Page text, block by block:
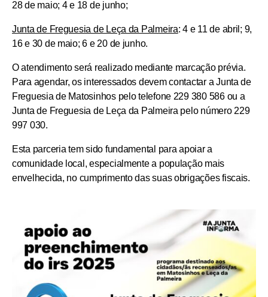
28 de maio; 4 e 18 de junho;
Junta de Freguesia de Leça da Palmeira:4 e 11 de abril; 9,
16 e 30 de maio; 6 e 20 de junho.
O atendimento será realizado mediante marcação prévia.
Para agendar, os interessados devem contactar a Junta de
Freguesia de Matosinhos pelo telefone 229 380 586 ou a
Junta de Freguesia de Leça da Palmeira pelo número 229
997 030.
Esta parceria tem sido fundamental para apoiar a
comunidade local, especialmente a população mais
envelhecida, no cumprimento das suas obrigações fiscais.